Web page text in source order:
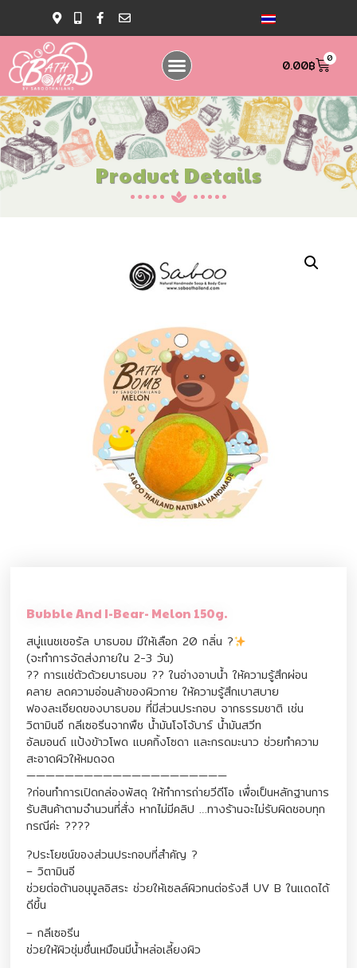
0.00฿ 0
Product Details
Bubble And I-Bear- Melon 150g.
สบู่แนชเชอรัล บาธบอม มีให้เลือก 20 กลิ่น ?
(จะทำการจัดส่งภายใน 2-3 วัน)
?? การแช่ตัวด้วยบาธบอม ?? ในอ่างอาบน้ำ ให้ความรู้สึกผ่อน
คลาย ลดความอ่อนล้าของผิวกาย ให้ความรู้สึกเบาสบาย
ฟองละเอียดของบาธบอม ที่มีส่วนประกอบ จากธรรมชาติ เช่น
วิตามินอี กลีเซอรีนจากพืช น้ำมันโจโจ้บาร์ น้ำมันสวีท
อัลมอนด์ แป้งข้าวโพด แบคกิ้งโซดา และกรดมะนาว ช่วยทำความ
สะอาดผิวให้หมดจด
—————————————————————
?ก่อนทำการเปิดกล่องพัสดุ ให้ทำการถ่ายวีดีโอ เพื่อเป็นหลักฐานการ
รับสินค้าตามจำนวนที่สั่ง หากไม่มีคลิป …ทางร้านจะไม่รับผิดชอบทุก
กรณีค่ะ ????
?ประโยชน์ของส่วนประกอบที่สำคัญ ?
– วิตามินอี
ช่วยต่อต้านอนุมูลอิสระ ช่วยให้เซลล์ผิวทนต่อรังสี UV B ในแดดได้
ดีขึ้น
– กลีเซอรีน
ช่วยให้ผิวชุ่มชื่นเหมือนมีน้ำหล่อเลี้ยงผิว